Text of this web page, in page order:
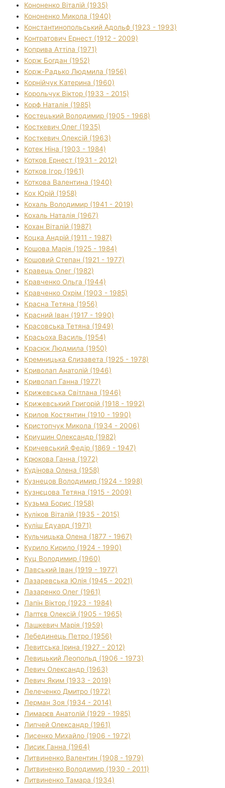
Кононенко Віталій (1935)
Кононенко Микола (1940)
Константинопольський Адольф (1923 - 1993)
Контратович Ернест (1912 - 2009)
Коприва Аттіла (1971)
Корж Богдан (1952)
Корж-Радько Людмила (1956)
Корнійчук Катерина (1960)
Корольчук Віктор (1933 - 2015)
Корф Наталія (1985)
Костецький Володимир (1905 - 1968)
Косткевич Олег (1935)
Косткевич Олексій (1963)
Котек Ніна (1903 - 1984)
Котков Ернест (1931 - 2012)
Котков Ігор (1961)
Коткова Валентина (1940)
Кох Юрій (1958)
Кохаль Володимир (1941 - 2019)
Кохаль Наталія (1967)
Кохан Віталій (1987)
Коцка Андрій (1911 - 1987)
Кошова Марія (1925 - 1984)
Кошовий Степан (1921 - 1977)
Кравець Олег (1982)
Кравченко Ольга (1944)
Кравченко Охрім (1903 - 1985)
Красна Тетяна (1956)
Красний Іван (1917 - 1990)
Красовська Тетяна (1949)
Красьоха Василь (1954)
Красюк Людмила (1950)
Кремницька Єлизавета (1925 - 1978)
Криволап Анатолій (1946)
Криволап Ганна (1977)
Крижевська Світлана (1946)
Крижевський Григорій (1918 - 1992)
Крилов Костянтин (1910 - 1990)
Кристопчук Микола (1934 - 2006)
Криушин Олександр (1982)
Кричевський Федір (1869 - 1947)
Крюкова Ганна (1972)
Кудінова Олена (1958)
Кузнецов Володимир (1924 - 1998)
Кузнєцова Тетяна (1915 - 2009)
Кузьма Борис (1958)
Куліков Віталій (1935 - 2015)
Куліш Едуард (1971)
Кульчицька Олена (1877 - 1967)
Курило Кирило (1924 - 1990)
Куц Володимир (1960)
Лавський Іван (1919 - 1977)
Лазаревська Юлія (1945 - 2021)
Лазаренко Олег (1961)
Лапін Віктор (1923 - 1984)
Лаптєв Олексій (1905 - 1965)
Лашкевич Марія (1959)
Лебединець Петро (1956)
Левитська Ірина (1927 - 2012)
Левицький Леопольд (1906 - 1973)
Левич Олександр (1963)
Левич Яким (1933 - 2019)
Лелеченко Дмитро (1972)
Лерман Зоя (1934 - 2014)
Лимарєв Анатолій (1929 - 1985)
Липчей Олександр (1961)
Лисенко Михайло (1906 - 1972)
Лисик Ганна (1964)
Литвиненко Валентин (1908 - 1979)
Литвиненко Володимир (1930 - 2011)
Литвиненко Тамара (1934)